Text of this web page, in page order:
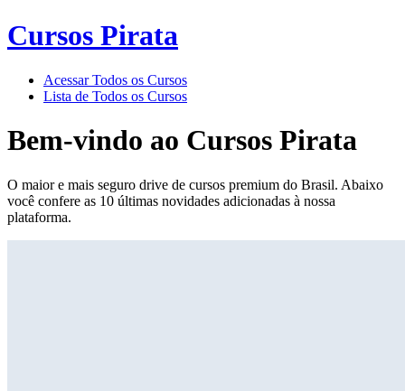
Cursos Pirata
Acessar Todos os Cursos
Lista de Todos os Cursos
Bem-vindo ao Cursos Pirata
O maior e mais seguro drive de cursos premium do Brasil. Abaixo
você confere as 10 últimas novidades adicionadas à nossa
plataforma.